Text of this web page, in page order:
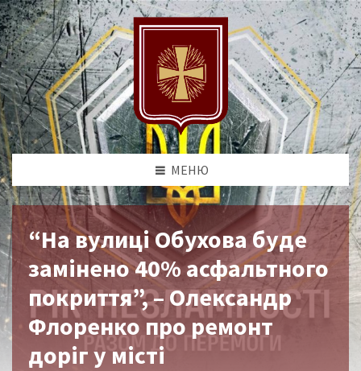
МЕНЮ
“На вулиці Обухова буде
замінено 40% асфальтного
покриття”, – Олександр
Флоренко про ремонт
доріг у місті